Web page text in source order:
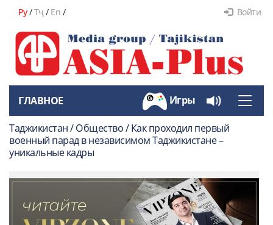
Ру/Тҷ/ En / Войти
Toggle
ГЛАВНОЕ Игры
Таджикистан / Общество / Как проходил первый
военный парад в независимом Таджикистане –
уникальные кадры